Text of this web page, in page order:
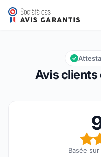
Mon Anglaise
Note globale : 9,7 sur 10
9,7/10
Avis clients
Basée